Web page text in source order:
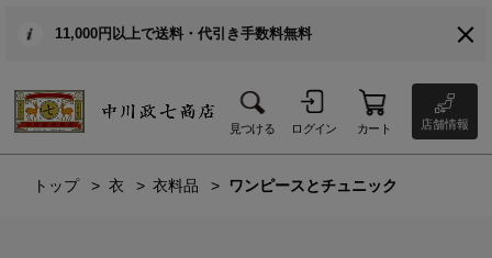
11,000円以上で送料・代引き手数料無料
見つける ログイン カート 店舗情報
トップ 衣 衣料品 ワンピースとチュニック